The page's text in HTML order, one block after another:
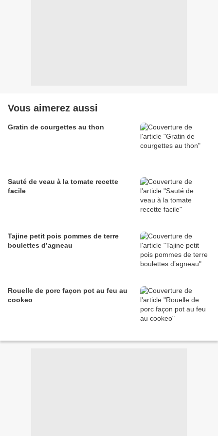
Vous aimerez aussi
Gratin de courgettes au thon
Sauté de veau à la tomate recette
facile
Tajine petit pois pommes de terre
boulettes d’agneau
Rouelle de porc façon pot au feu au
cookeo